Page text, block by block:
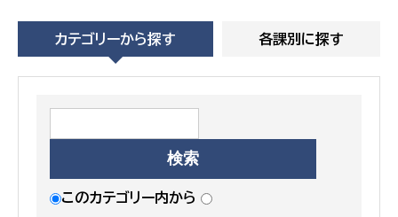
カテゴリーから探す 各課別に探す
このカテゴリー内から